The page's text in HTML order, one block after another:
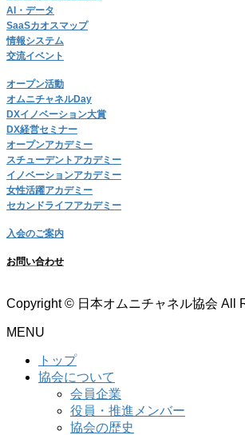
AI・データ
SaaSカオスマップ
情報システム
交流イベント
オープン活動
オムニチャネルDay
DXイノベーション大賞
DX経営セミナー
オープンアカデミー
スチューデントアカデミー
イノベーションアカデミー
女性活躍アカデミー
セカンドライフアカデミー
入会のご案内
お問い合わせ
Copyright © 日本オムニチャネル協会 All
MENU
トップ
協会について
会員企業
役員・推進メンバー
協会の歴史